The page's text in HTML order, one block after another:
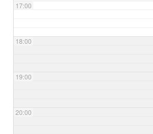
17:00
18:00
19:00
20:00